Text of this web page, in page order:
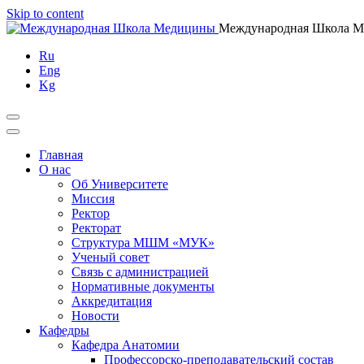
Skip to content
Международная Школа
Ru
Eng
Kg
Главная
О нас
Об Университете
Миссия
Ректор
Ректорат
Структура МШМ «МУК»
Ученый совет
Связь с администрацией
Нормативные документы
Аккредитация
Новости
Кафедры
Кафедра Анатомии
Профессорско-преподавательский состав